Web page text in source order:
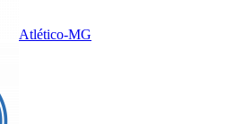
Atlético-MG